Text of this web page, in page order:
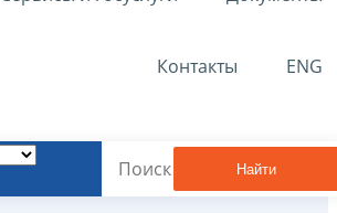
Контакты ENG
Найти